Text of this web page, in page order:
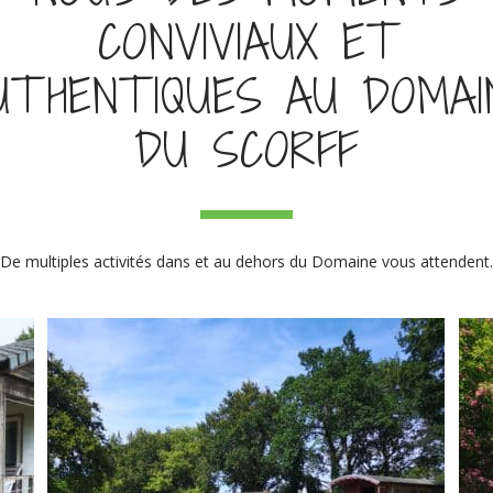
CONVIVIAUX ET
AU
DU SCORFF
De multiples activités dans et au dehors du Domaine vous attendent.